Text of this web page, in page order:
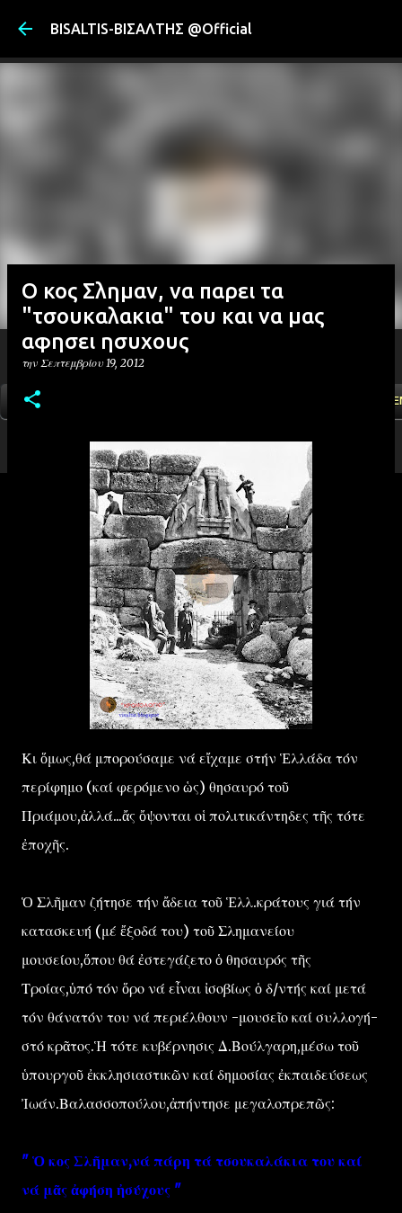
BISALTIS-ΒΙΣΑΛΤΗΣ @Official
ΑΡΧΙΚΗ
Ο κος Σλημαν, να παρει τα
"τσουκαλακια" του και να μας
αφησει ησυχους
την Σεπτεμβρίου 19, 2012
Κι ὅμως,θά μπορούσαμε νά εἴχαμε στήν Ἑλλάδα τόν
περίφημο (καί φερόμενο ὡς) θησαυρό τοῦ
Πριάμου,ἀλλά...ἄς ὄψονται οἱ πολιτικάντηδες τῆς τότε
ἐποχῆς.
Ὁ Σλῆμαν ζήτησε τήν ἄδεια τοῦ Ἑλλ.κράτους γιά τήν
κατασκευή (μέ ἔξοδά του) τοῦ Σλημανείου
μουσείου,ὅπου θά ἐστεγάζετο ὁ θησαυρός τῆς
Τροίας,ὑπό τόν ὅρο νά εἶναι ἰσοβίως ὁ δ/ντής καί μετά
τόν θάνατόν του νά περιέλθουν -μουσεῖο καί συλλογή-
στό κρᾶτος.Ἡ τότε κυβέρνησις Δ.Βούλγαρη,μέσω τοῦ
ὑπουργοῦ ἐκκλησιαστικῶν καί δημοσίας ἐκπαιδεύσεως
Ἰωάν.Βαλασσοπούλου,ἀπήντησε μεγαλοπρεπῶς:
" Ὁ κος Σλῆμαν,νά πάρη τά τσουκαλάκια του καί
νά μᾶς ἀφήση ἠσύχους "